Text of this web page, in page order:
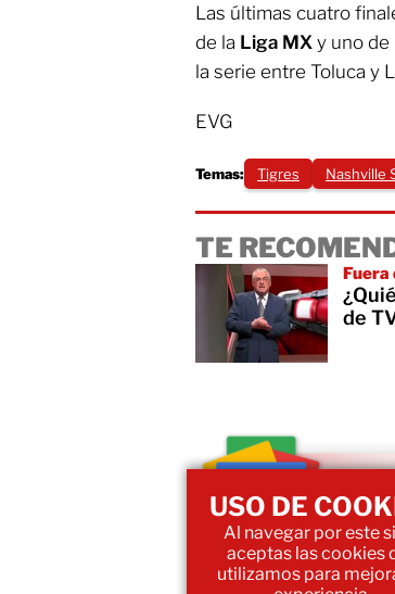
Las últimas cuatro
de la Liga MX y uno de
la serie entre Toluca y
EVG
Temas: Tigres Nashville
TE
Fuera
de
USO DE
Al navegar por este
aceptas las cookies
utilizamos para